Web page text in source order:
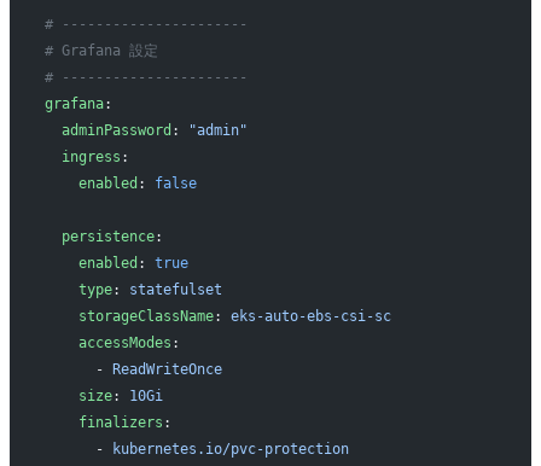
# ----------------------
# Grafana 設定
# ----------------------
grafana:
  adminPassword
:
"admin"
  ingress
:
    enabled
: false
  persistence
:
    enabled
: true
    type
: statefulset
    storageClassName
: eks-auto-ebs-csi-sc
    accessModes
:
      -
ReadWriteOnce
    size
: 10Gi
    finalizers
:
      -
kubernetes.io/pvc-protection